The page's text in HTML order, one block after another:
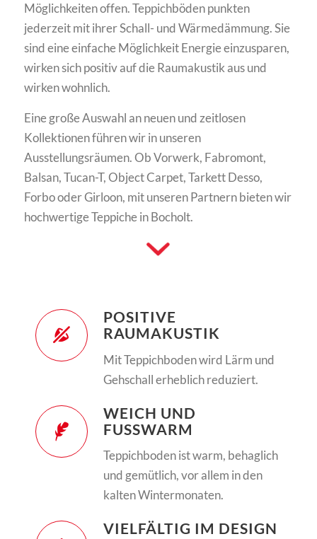
Möglichkeiten offen. Teppichböden punkten
jederzeit mit ihrer Schall- und Wärmedämmung. Sie
sind eine einfache Möglichkeit Energie einzusparen,
wirken sich positiv auf die Raumakustik aus und
wirken wohnlich.
Eine große Auswahl an neuen und zeitlosen
Kollektionen führen wir in unseren
Ausstellungsräumen. Ob Vorwerk, Fabromont,
Balsan, Tucan-T, Object Carpet, Tarkett Desso,
Forbo oder Girloon, mit unseren Partnern bieten wir
hochwertige Teppiche in Bocholt.
POSITIVE
RAUMAKUSTIK
Mit Teppichboden wird Lärm und
Gehschall erheblich reduziert.
WEICH UND
FUSSWARM
Teppichboden ist warm, behaglich
und gemütlich, vor allem in den
kalten Wintermonaten.
VIELFÄLTIG IM DESIGN